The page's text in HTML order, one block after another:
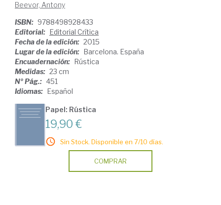
Beevor, Antony
ISBN: 9788498928433
Editorial: Editorial Crítica
Fecha de la edición: 2015
Lugar de la edición: Barcelona. España
Encuadernación: Rústica
Medidas: 23 cm
Nº Pág.: 451
Idiomas: Español
Papel: Rústica
19,90 €
Sin Stock. Disponible en 7/10 días.
COMPRAR